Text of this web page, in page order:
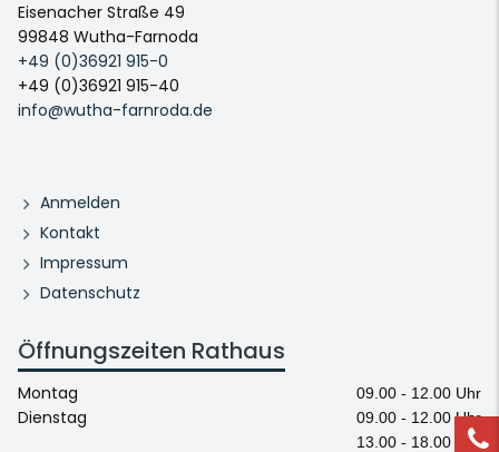
Eisenacher Straße 49
99848 Wutha-Farnoda
+49 (0)36921 915-0
+49 (0)36921 915-40
info@wutha-farnroda.de
Anmelden
Kontakt
Impressum
Datenschutz
Öffnungszeiten Rathaus
Montag 09.00 - 12.00 Uhr
Dienstag
09.00 - 12.00 Uhr
13.00 - 18.00 Uhr